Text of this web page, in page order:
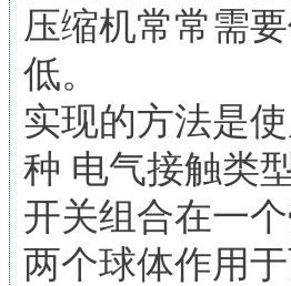
压缩机常常需
低。
实现的方法是
种 电气接触类
开关组合在一个
两个球体作用